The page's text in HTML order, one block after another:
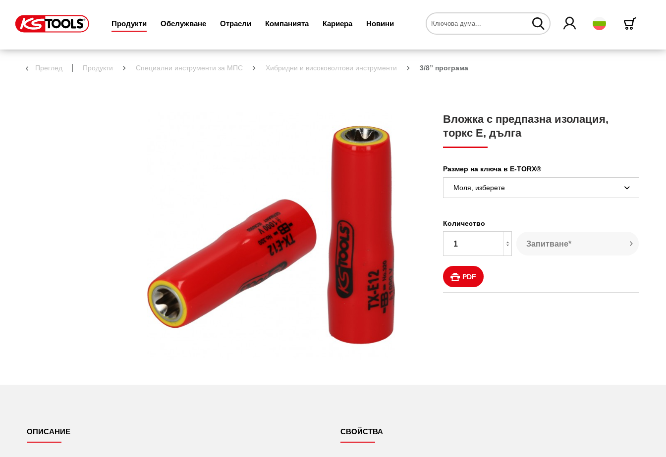
Продукти Обслужване Отрасли Компанията Кариера Новини български
Преглед Продукти Специални инструменти за МПС Хибридни и високоволтови инструменти 3/8” програма
Вложка с предпазна изолация,
торкс Е, дълга
Размер на ключа в E-TORX®
Количество
Запитване*
PDF
ОПИСАНИЕ СВОЙСТВА